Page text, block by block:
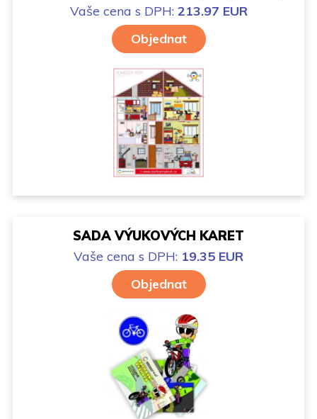
Vaše cena s DPH: 213.97 EUR
Objednat
SADA VÝUKOVÝCH KARET
Vaše cena s DPH: 19.35 EUR
Objednat